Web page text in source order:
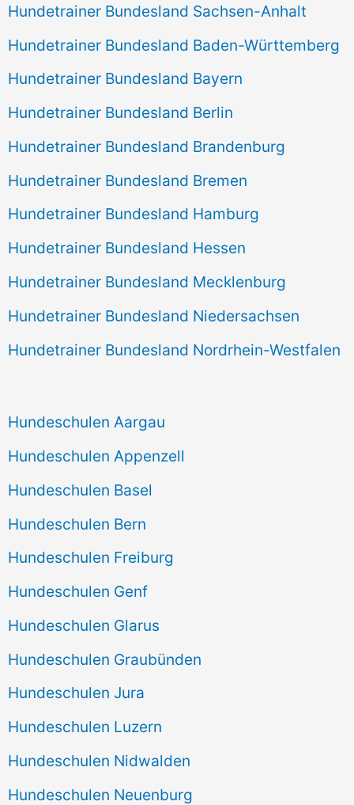
Hundetrainer Bundesland Sachsen-Anhalt
Hundetrainer Bundesland Baden-Württemberg
Hundetrainer Bundesland Bayern
Hundetrainer Bundesland Berlin
Hundetrainer Bundesland Brandenburg
Hundetrainer Bundesland Bremen
Hundetrainer Bundesland Hamburg
Hundetrainer Bundesland Hessen
Hundetrainer Bundesland Mecklenburg
Hundetrainer Bundesland Niedersachsen
Hundetrainer Bundesland Nordrhein-Westfalen
Hundeschulen Aargau
Hundeschulen Appenzell
Hundeschulen Basel
Hundeschulen Bern
Hundeschulen Freiburg
Hundeschulen Genf
Hundeschulen Glarus
Hundeschulen Graubünden
Hundeschulen Jura
Hundeschulen Luzern
Hundeschulen Nidwalden
Hundeschulen Neuenburg